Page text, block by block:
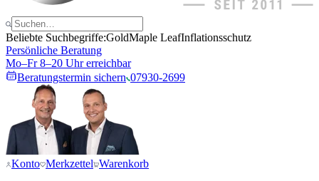
Beliebte Suchbegriffe:GoldMaple LeafInflationsschutz
Persönliche Beratung
Mo–Fr 8–20 Uhr erreichbar
Beratungstermin sichern 07930-2699
Konto Merkzettel Warenkorb